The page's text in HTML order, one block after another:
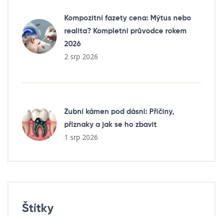
Kompozitní fazety cena: Mýtus nebo
realita? Kompletní průvodce rokem
2026
2 srp 2026
Zubní kámen pod dásní: Příčiny,
příznaky a jak se ho zbavit
1 srp 2026
Štítky